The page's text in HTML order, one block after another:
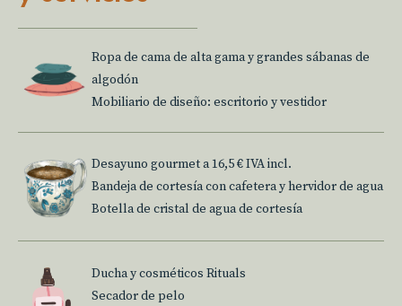
Ropa de cama de alta gama y grandes sábanas de
algodón
Mobiliario de diseño: escritorio y vestidor
Desayuno gourmet a 16,5 € IVA incl.
Bandeja de cortesía con cafetera y hervidor de agua
Botella de cristal de agua de cortesía
Ducha y cosméticos Rituals
Secador de pelo